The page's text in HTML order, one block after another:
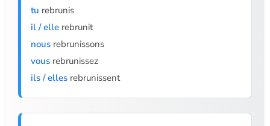
tu rebrunis
il / elle rebrunit
nous rebrunissons
vous rebrunissez
ils / elles rebrunissent